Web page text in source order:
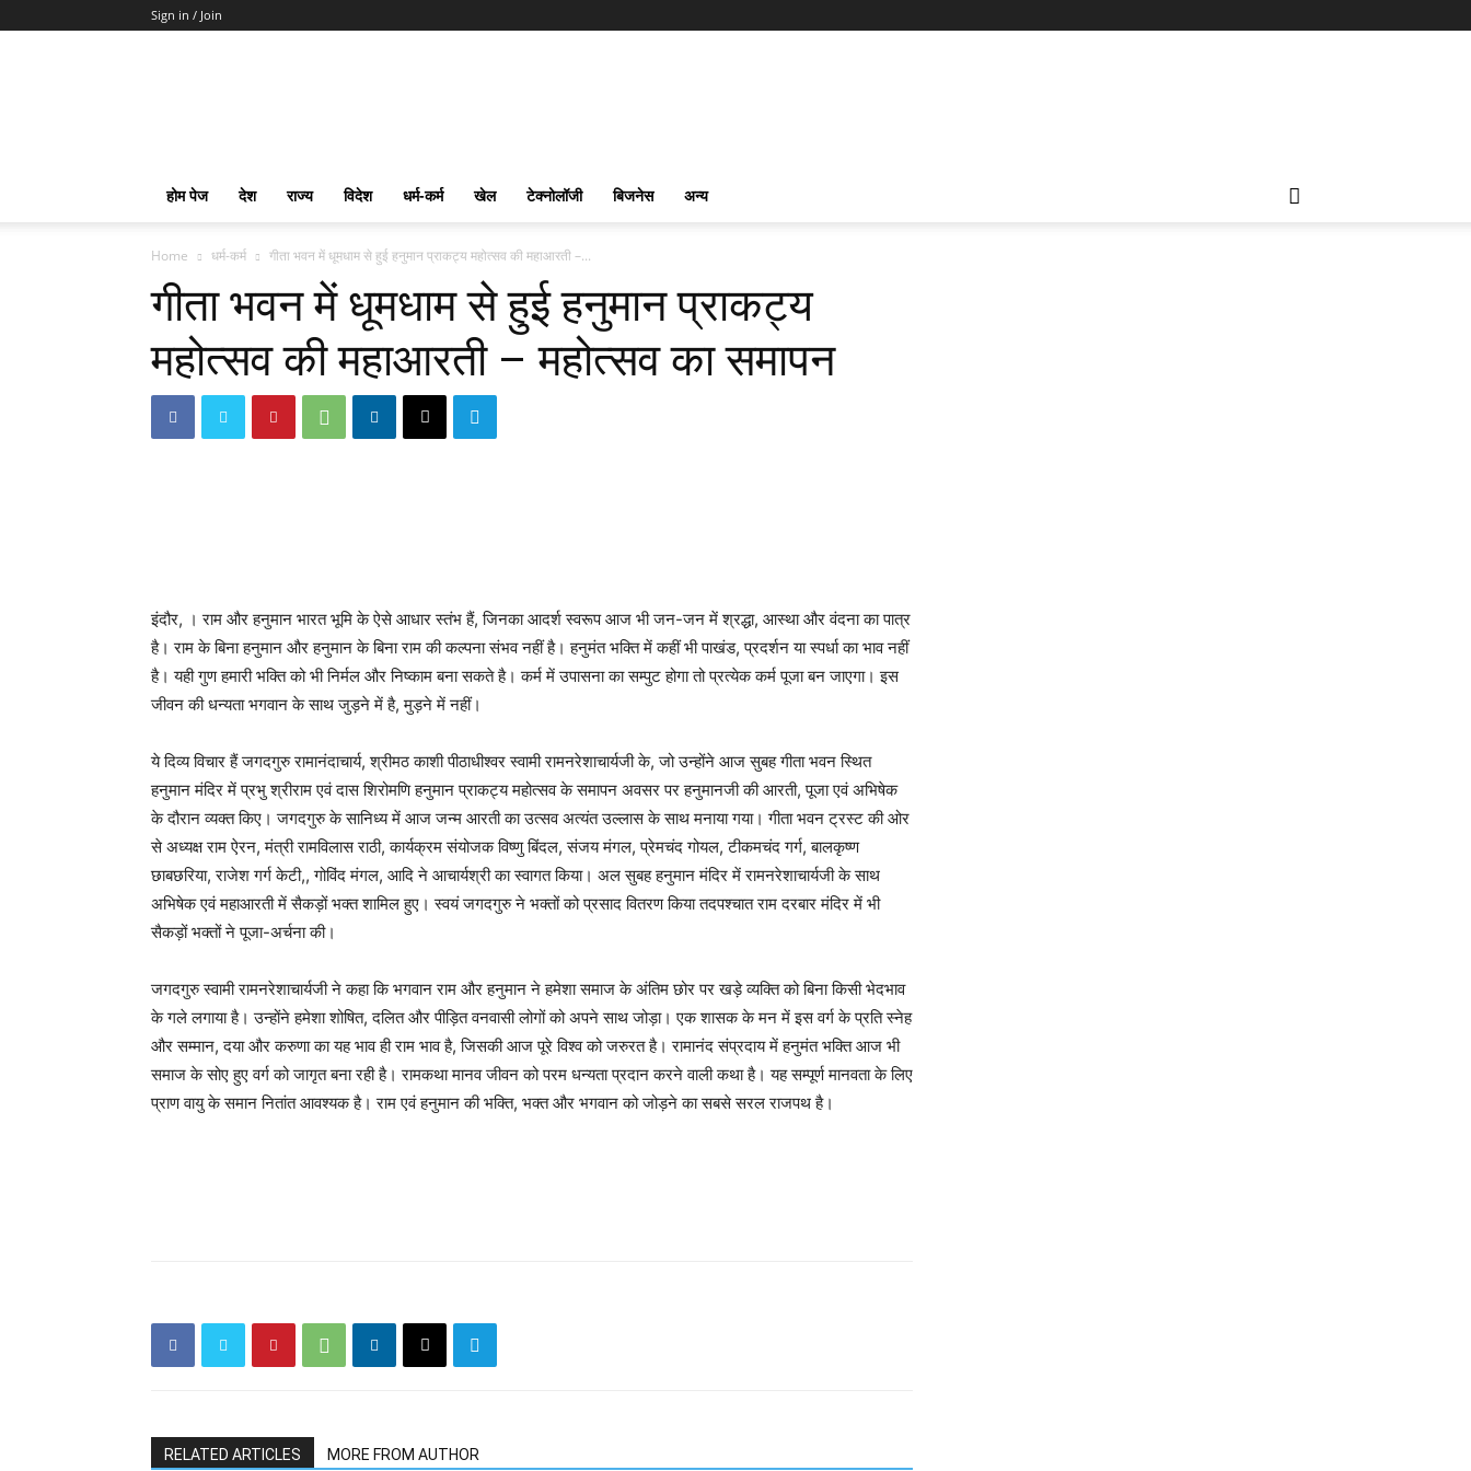
Sign in / Join
Toto
Slot
होम पेज देश राज्य विदेश धर्म-कर्म खेल टेक्नोलॉजी बिजनेस अन्य
Home धर्म-कर्म गीता भवन में धूमधाम से हुई हनुमान प्राकट्य महोत्सव की महाआरती –...
गीता भवन में धूमधाम से हुई हनुमान प्राकट्य
महोत्सव की महाआरती – महोत्सव का समापन
इंदौर, । राम और हनुमान भारत भूमि के ऐसे आधार स्तंभ हैं, जिनका आदर्श स्वरूप आज भी जन-जन में श्रद्धा, आस्था और वंदना का पात्र
है। राम के बिना हनुमान और हनुमान के बिना राम की कल्पना संभव नहीं है। हनुमंत भक्ति में कहीं भी पाखंड, प्रदर्शन या स्पर्धा का भाव नहीं
है। यही गुण हमारी भक्ति को भी निर्मल और निष्काम बना सकते है। कर्म में उपासना का सम्पुट होगा तो प्रत्येक कर्म पूजा बन जाएगा। इस
जीवन की धन्यता भगवान के साथ जुड़ने में है, मुड़ने में नहीं।
ये दिव्य विचार हैं जगदगुरु रामानंदाचार्य, श्रीमठ काशी पीठाधीश्वर स्वामी रामनरेशाचार्यजी के, जो उन्होंने आज सुबह गीता भवन स्थित
हनुमान मंदिर में प्रभु श्रीराम एवं दास शिरोमणि हनुमान प्राकट्य महोत्सव के समापन अवसर पर हनुमानजी की आरती, पूजा एवं अभिषेक
के दौरान व्यक्त किए। जगदगुरु के सानिध्य में आज जन्म आरती का उत्सव अत्यंत उल्लास के साथ मनाया गया। गीता भवन ट्रस्ट की ओर
से अध्यक्ष राम ऐरन, मंत्री रामविलास राठी, कार्यक्रम संयोजक विष्णु बिंदल, संजय मंगल, प्रेमचंद गोयल, टीकमचंद गर्ग, बालकृष्ण
छाबछरिया, राजेश गर्ग केटी,, गोविंद मंगल, आदि ने आचार्यश्री का स्वागत किया। अल सुबह हनुमान मंदिर में रामनरेशाचार्यजी के साथ
अभिषेक एवं महाआरती में सैकड़ों भक्त शामिल हुए। स्वयं जगदगुरु ने भक्तों को प्रसाद वितरण किया तदपश्चात राम दरबार मंदिर में भी
सैकड़ों भक्तों ने पूजा-अर्चना की।
जगदगुरु स्वामी रामनरेशाचार्यजी ने कहा कि भगवान राम और हनुमान ने हमेशा समाज के अंतिम छोर पर खड़े व्यक्ति को बिना किसी भेदभाव
के गले लगाया है। उन्होंने हमेशा शोषित, दलित और पीड़ित वनवासी लोगों को अपने साथ जोड़ा। एक शासक के मन में इस वर्ग के प्रति स्नेह
और सम्मान, दया और करुणा का यह भाव ही राम भाव है, जिसकी आज पूरे विश्व को जरुरत है। रामानंद संप्रदाय में हनुमंत भक्ति आज भी
समाज के सोए हुए वर्ग को जागृत बना रही है। रामकथा मानव जीवन को परम धन्यता प्रदान करने वाली कथा है। यह सम्पूर्ण मानवता के लिए
प्राण वायु के समान नितांत आवश्यक है। राम एवं हनुमान की भक्ति, भक्त और भगवान को जोड़ने का सबसे सरल राजपथ है।
RELATED ARTICLES MORE FROM AUTHOR